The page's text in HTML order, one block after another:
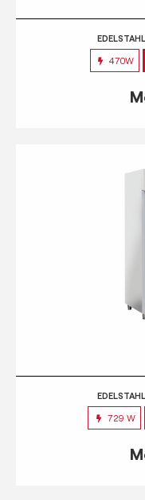
EDELSTAHL
470W
EDELSTAHL
729 W